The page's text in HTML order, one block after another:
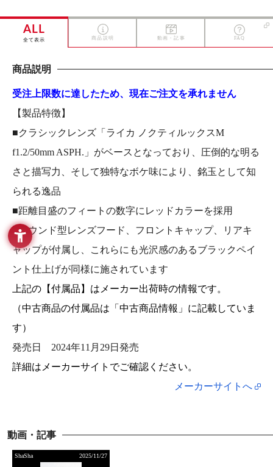
ALL
全て表示 商品説明 動画・記事 FAQ
商品説明
受注上限数に達したため、現在ご注文を承れません
【製品特徴】
■クラシックレンズ「ライカ ノクティルックスM
f1.2/50mm ASPH.」がベースとなっており、圧倒的な明る
さと描写力、そして独特なボケ味により、銘玉として知
られる逸品
■距離目盛のフィートの数字にレッドカラーを採用
■ラウンド型レンズフード、フロントキャップ、リアキ
ャップが付属し、これらにも光沢感のあるブラックペイ
ント仕上げが同様に施されています
上記の【付属品】はメーカー出荷時の情報です。
（中古商品の付属品は「中古商品情報」に記載していま
す）
発売日
2024年11月29日発売
詳細はメーカーサイトでご確認ください。
メーカーサイトへ
動画・記事
ShaSha 2025/11/27